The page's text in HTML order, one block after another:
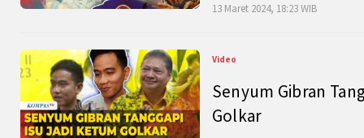
13 Maret 2024, 18:23 WIB
Video
Senyum Gibran
Golkar